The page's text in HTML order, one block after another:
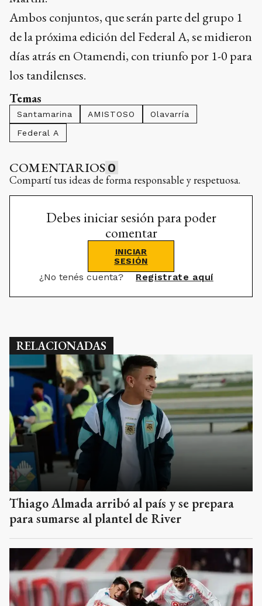
Ambos conjuntos, que serán parte del grupo 1
de la próxima edición del Federal A, se midieron
días atrás en Otamendi, con triunfo por 1-0 para
los tandilenses.
Temas
Santamarina AMISTOSO
Olavarría
Federal A
COMENTARIOS 0
Compartí tus ideas de forma responsable y respetuosa.
Debes iniciar sesión para poder
comentar
INICIAR
SESIÓN
¿No tenés cuenta? Registrate aquí
RELACIONADAS
Thiago Almada arribó al país y se prepara
para sumarse al plantel de River